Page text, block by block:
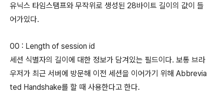
유닉스 타임스탬프와 무작위로 생성된 28바이트 길이의 값이 들
어가있다.
00 : Length of session id
세션 식별자의 길이에 대한 정보가 담겨있는 필드이다. 보통 브라
우저가 최근 서버에 방문해 이전 세션을 이어가기 위해 Abbrevia
ted Handshake를 할 때 사용한다고 한다.